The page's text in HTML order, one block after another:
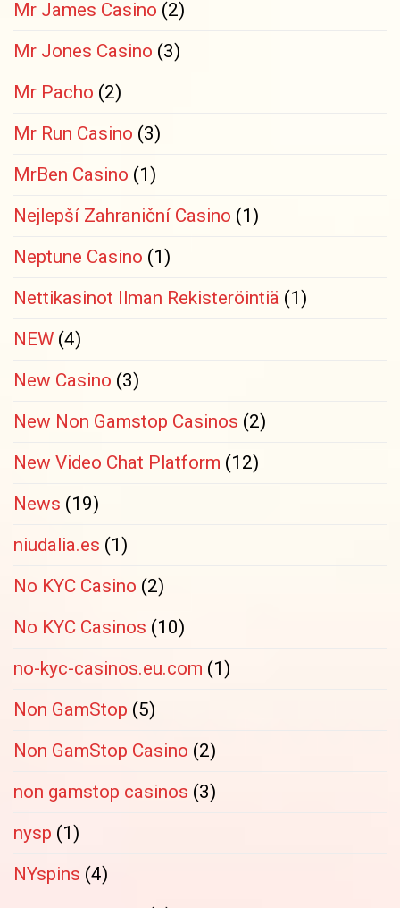
Mr James Casino (2)
Mr Jones Casino (3)
Mr Pacho (2)
Mr Run Casino (3)
MrBen Casino (1)
Nejlepší Zahraniční Casino (1)
Neptune Casino (1)
Nettikasinot Ilman Rekisteröintiä (1)
NEW (4)
New Casino (3)
New Non Gamstop Casinos (2)
New Video Chat Platform (12)
News (19)
niudalia.es (1)
No KYC Casino (2)
No KYC Casinos (10)
no-kyc-casinos.eu.com (1)
Non GamStop (5)
Non GamStop Casino (2)
non gamstop casinos (3)
nysp (1)
NYspins (4)